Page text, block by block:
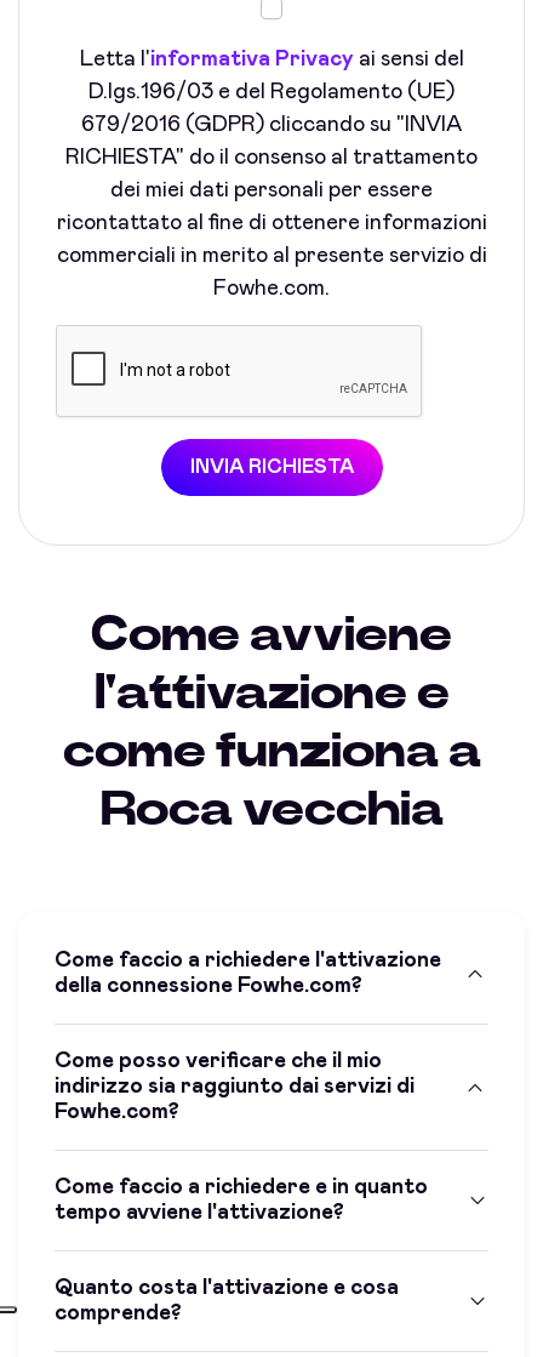
Letta l'informativa Privacyai sensi del
D.lgs.196/03 e del Regolamento (UE)
679/2016 (GDPR) cliccando su "INVIA
RICHIESTA" do il consenso al trattamento
dei miei dati personali per essere
ricontattato al fine di ottenere informazioni
commerciali in merito al presente servizio di
Fowhe.com.
INVIA RICHIESTA
Come avviene
l'attivazione e
come funziona a
Roca vecchia
Come faccio a richiedere l'attivazione
della connessione Fowhe.com?
Come posso verificare che il mio
indirizzo sia raggiunto dai servizi di
Fowhe.com?
Come faccio a richiedere e in quanto
tempo avviene l'attivazione?
Quanto costa l'attivazione e cosa
comprende?